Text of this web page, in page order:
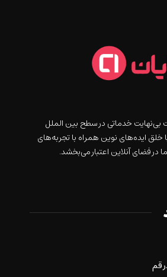
بی‌نهایت خدماتی در سطح بین الملل
خلق ایده‌های نوین همراه با تجربه‌های
در فضای آنلاین اعتبار می‌بخشد.
قم